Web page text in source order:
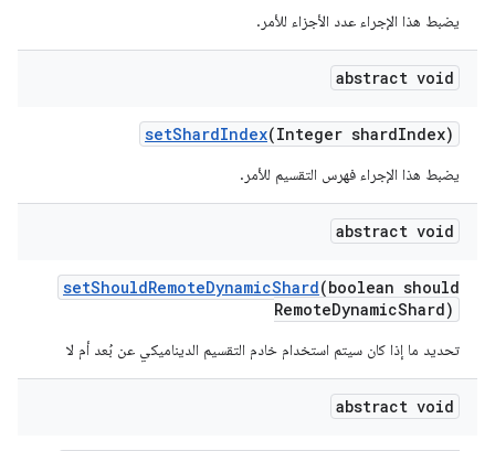
يضبط هذا الإجراء عدد الأجزاء للأمر.
abstract void
setShardIndex(Integer shardIndex)
يضبط هذا الإجراء فهرس التقسيم للأمر.
abstract void
setShouldRemoteDynamicShard(boolean should
RemoteDynamicShard)
تحديد ما إذا كان سيتم استخدام خادم التقسيم الديناميكي عن بُعد أم لا
abstract void